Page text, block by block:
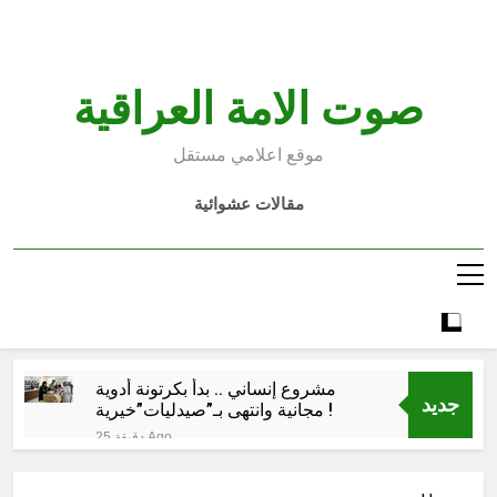
صوت الامة العراقية
موقع اعلامي مستقل
مقالات عشوائية
جديد
مشروع إنساني .. بدأ بكرتونة أدوية
مجانية وانتهى بـ”صيدليات”خيرية !
25 دقيقة Ago